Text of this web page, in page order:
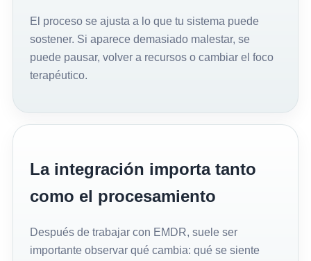
El proceso se ajusta a lo que tu sistema puede
sostener. Si aparece demasiado malestar, se
puede pausar, volver a recursos o cambiar el foco
terapéutico.
La integración importa tanto
como el procesamiento
Después de trabajar con EMDR, suele ser
importante observar qué cambia: qué se siente